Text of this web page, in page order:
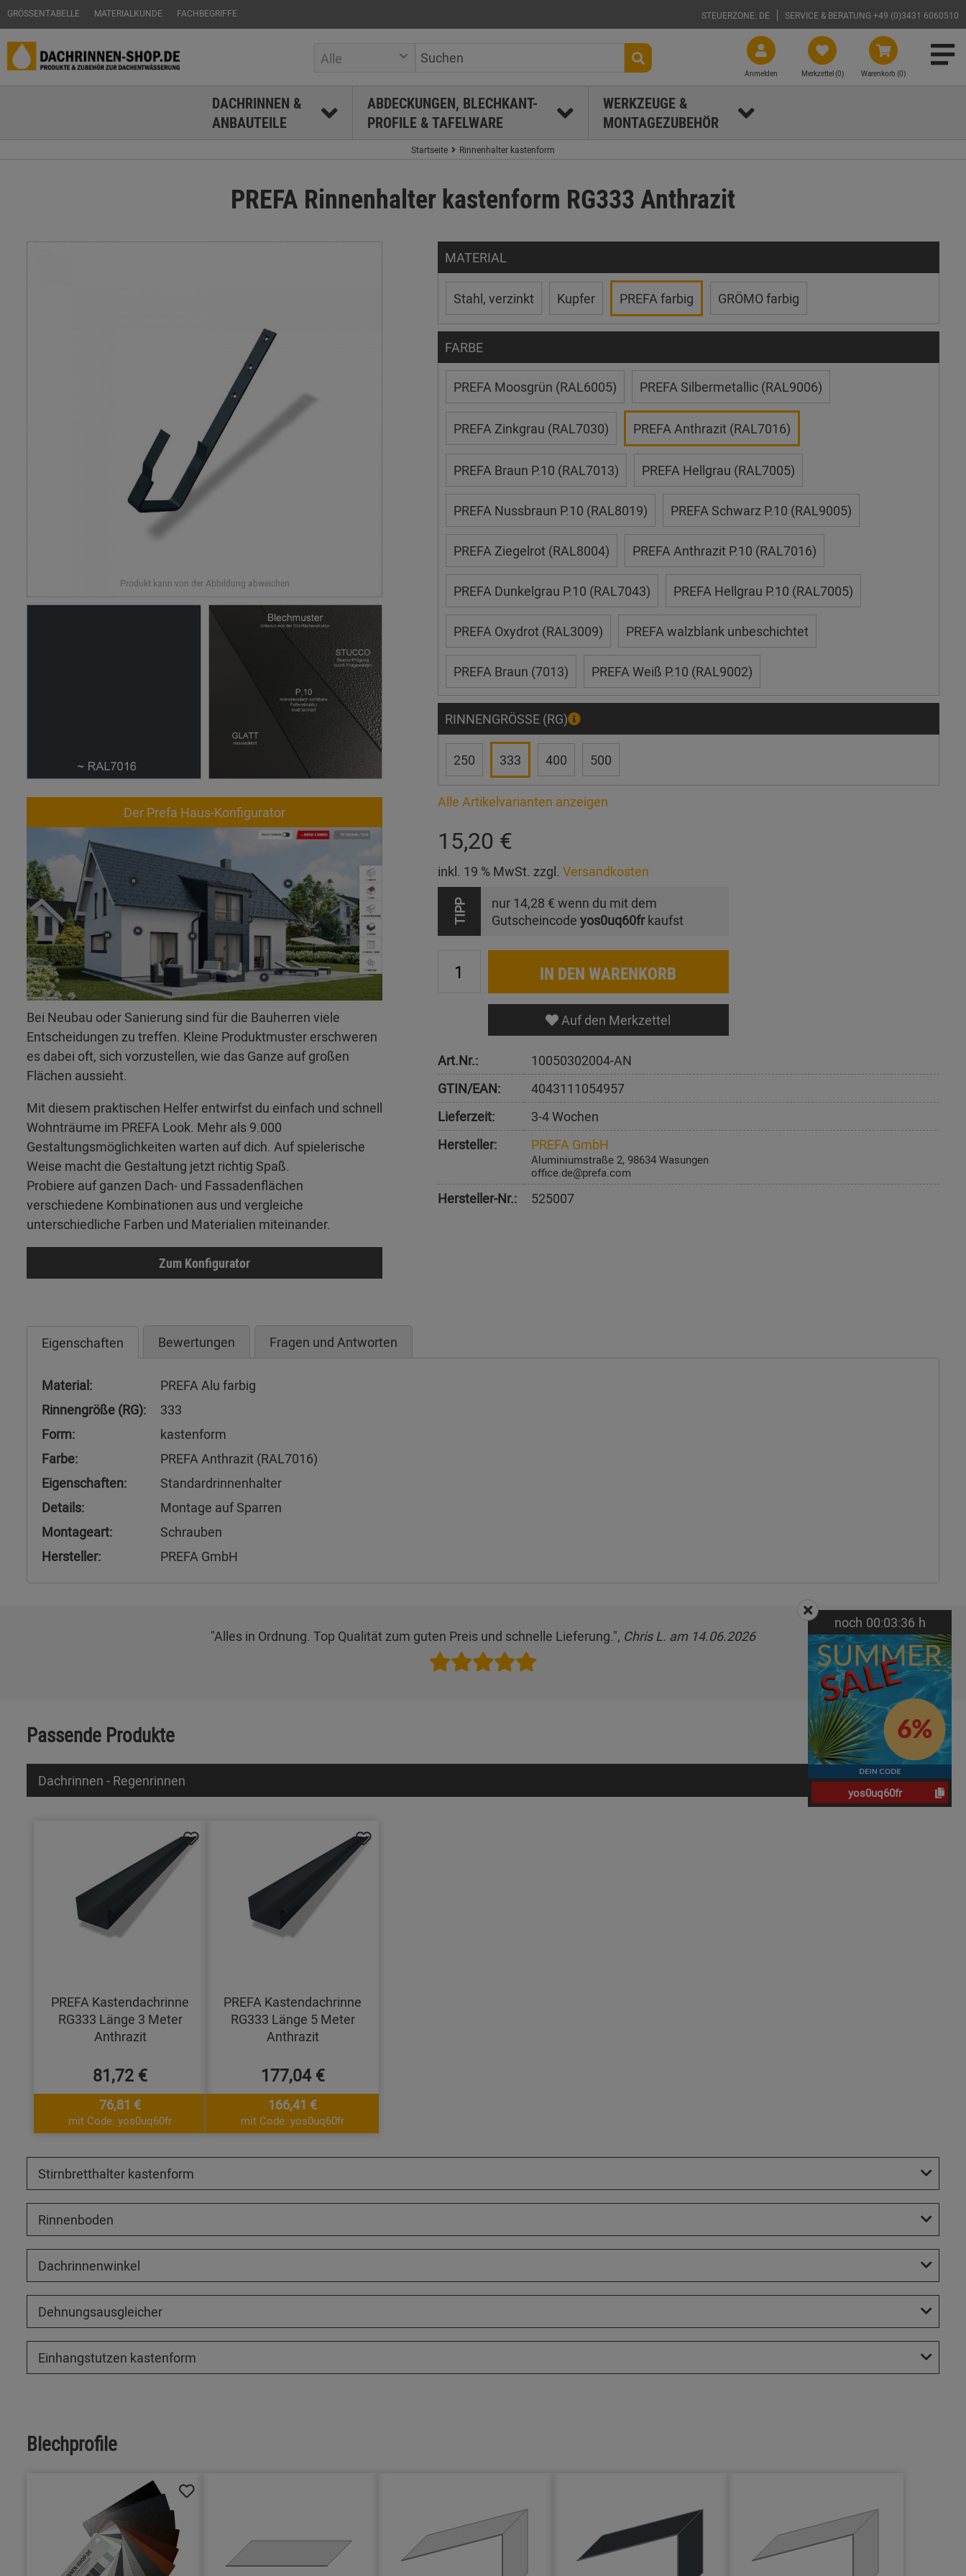
GRÖSSENTABELLE MATERIALKUNDE FACHBEGRIFFE STEUERZONE: DE SERVICE & BERATUNG +49 (0)3431 6060510
Warenkorb (0)
Merkzettel (0)
Anmelden
Alle
DACHRINNEN &
ANBAUTEILE
ABDECKUNGEN, BLECHKANT-
PROFILE & TAFELWARE
WERKZEUGE &
MONTAGEZUBEHÖR
Startseite Rinnenhalter kastenform
PREFA Rinnenhalter kastenform RG333 Anthrazit
Der Prefa Haus-Konfigurator
Bei Neubau oder Sanierung sind für die Bauherren viele
Entscheidungen zu treffen. Kleine Produktmuster erschweren
es dabei oft, sich vorzustellen, wie das Ganze auf großen
Flächen aussieht.
Mit diesem praktischen Helfer entwirfst du einfach und schnell
Wohnträume im PREFA Look. Mehr als 9.000
Gestaltungsmöglichkeiten warten auf dich. Auf spielerische
Weise macht die Gestaltung jetzt richtig Spaß.
Probiere auf ganzen Dach- und Fassadenflächen
verschiedene Kombinationen aus und vergleiche
unterschiedliche Farben und Materialien miteinander.
Zum Konfigurator
MATERIAL
Stahl, verzinkt Kupfer PREFA farbig GRÖMO farbig
FARBE
PREFA Moosgrün (RAL6005) PREFA Silbermetallic (RAL9006)
PREFA Zinkgrau (RAL7030) PREFA Anthrazit (RAL7016)
PREFA Braun P.10 (RAL7013) PREFA Hellgrau (RAL7005)
PREFA Nussbraun P.10 (RAL8019) PREFA Schwarz P.10 (RAL9005)
PREFA Ziegelrot (RAL8004) PREFA Anthrazit P.10 (RAL7016)
PREFA Dunkelgrau P.10 (RAL7043) PREFA Hellgrau P.10 (RAL7005)
PREFA Oxydrot (RAL3009) PREFA walzblank unbeschichtet
PREFA Braun (7013) PREFA Weiß P.10 (RAL9002)
RINNENGRÖSSE (RG)
250 333 400 500
Alle Artikelvarianten anzeigen
15,20 €
inkl. 19 % MwSt. zzgl. Versandkosten
TIPP nur 14,28 € wenn du mit dem
Gutscheincode yos0uq60frkaufst
IN DEN WARENKORB
Auf den Merkzettel
Art.Nr.:
10050302004-AN
GTIN/EAN:
4043111054957
Lieferzeit:
3-4 Wochen
Hersteller:
PREFA GmbH
Aluminiumstraße 2, 98634 Wasungen
office.de@prefa.com
Hersteller-Nr.: 525007
Eigenschaften Bewertungen Fragen und Antworten
Material:
PREFA Alu farbig
Rinnengröße (RG):
333
Form:
kastenform
Farbe:
PREFA Anthrazit (RAL7016)
Eigenschaften:
Standardrinnenhalter
Details:
Montage auf Sparren
Montageart:
Schrauben
Hersteller:
PREFA GmbH
"Alles in Ordnung. Top Qualität zum guten Preis und schnelle Lieferung.", Chris L. am 14.06.2026
Passende Produkte
Dachrinnen - Regenrinnen
PREFA Kastendachrinne
RG333 Länge 3 Meter
Anthrazit
81,72 €
76,81 €
mit Code: yos0uq60fr
PREFA Kastendachrinne
RG333 Länge 5 Meter
Anthrazit
177,04 €
166,41 €
mit Code: yos0uq60fr
Stirnbretthalter kastenform
Rinnenboden
Dachrinnenwinkel
Dehnungsausgleicher
Einhangstutzen kastenform
Blechprofile
noch 00:03:35 h
yos0uq60fr